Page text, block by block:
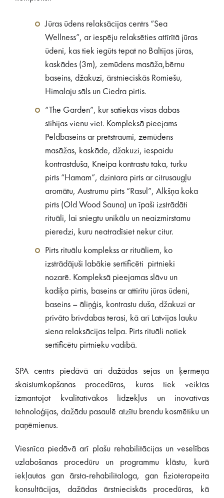
Jūras ūdens relaksācijas centrs “Sea
Wellness”, ar iespēju relaksēties attīrītā jūras
ūdenī, kas tiek iegūts tepat no Baltijas jūras,
kaskādes (3m), zemūdens masāža,bērnu
baseins, džakuzi, ārstnieciskās Romiešu,
Himalaju sāls un Ciedra pirtis.
“The Garden”, kur satiekas visas dabas
stihijas vienu viet. Kompleksā pieejams
Peldbaseins ar pretstraumi, zemūdens
masāžas, kaskāde, džakuzi, iespaidu
kontrastduša, Kneipa kontrastu taka, turku
pirts “Hamam”, dzintara pirts ar citrusaugļu
aromātu, Austrumu pirts “Rasul”, Alkšņa koka
pirts (Old Wood Sauna) un īpaši izstrādāti
rituāli, lai sniegtu unikālu un neaizmirstamu
pieredzi, kuru neatradīsiet nekur citur.
Pirts rituālu komplekss ar rituāliem, ko
izstrādājuši labākie sertificēti pirtnieki
nozarē. Kompleksā pieejamas slāvu un
kadiķa pirtis, baseins ar attīrītu jūras ūdeni,
baseins – āliņģis, kontrastu duša, džakuzi ar
privāto brīvdabas terasi, kā arī Latvijas lauku
siena relaksācijas telpa. Pirts rituāli notiek
sertificētu pirtnieku vadībā.
SPA centrs piedāvā arī dažādas sejas un ķermeņa
skaistumkopšanas procedūras, kuras tiek veiktas
izmantojot kvalitatīvākos līdzekļus un inovatīvas
tehnoloģijas, dažādu pasaulē atzītu brendu kosmētiku un
paņēmienus.
Viesnīca piedāvā arī plašu rehabilitācijas un veselības
uzlabošanas procedūru un programmu klāstu, kurā
iekļautas gan ārsta-rehabilitaloga, gan fizioterapeita
konsultācijas, dažādas ārstnieciskās procedūras, kā